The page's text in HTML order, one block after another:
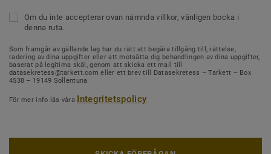
Om du inte accepterar ovan nämnda villkor, vänligen bocka i
denna ruta.
Som framgår av gällande lag har du rätt att begära tillgång till, rättelse,
radering av dina uppgifter eller att motsätta dig behandlingen av dina uppgifter,
baserat på legitima skäl, genom att skicka ett mail till
datasekretess@tarkett.com eller ett brev till Datasekretess – Tarkett – Box
4538 – 19149 Sollentuna.
För mer info läs våra Integritetspolicy